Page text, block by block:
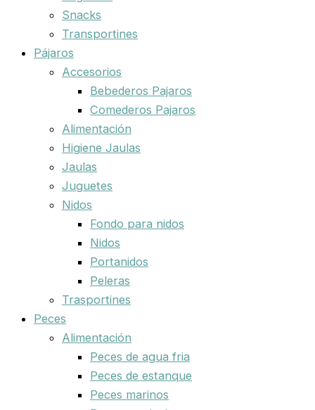
Snacks
Transportines
Pájaros
Accesorios
Bebederos Pajaros
Comederos Pajaros
Alimentación
Higiene Jaulas
Jaulas
Juguetes
Nidos
Fondo para nidos
Nidos
Portanidos
Peleras
Trasportines
Peces
Alimentación
Peces de agua fria
Peces de estanque
Peces marinos